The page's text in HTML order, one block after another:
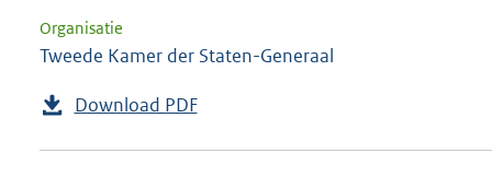
Organisatie
Tweede Kamer der Staten-Generaal
Download PDF